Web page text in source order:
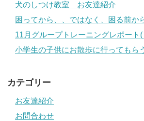
犬のしつけ教室 お友達紹介
困ってから、、ではなく、困る前か
11月グループトレーニングレポート
小学生の子供にお散歩に行ってもら
カテゴリー
お友達紹介
お問合わせ